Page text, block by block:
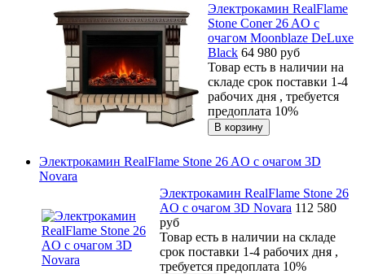
Электрокамин RealFlame
Stone Coner 26 AO с
очагом Moonblaze DeLuxe
Black 64 980 руб
Товар есть в наличии на
складе срок поставки 1-4
рабочих дня , требуется
предоплата 10%
Электрокамин RealFlame Stone 26 AO с очагом 3D
Novara
Электрокамин RealFlame Stone 26
AO с очагом 3D Novara 112 580
руб
Товар есть в наличии на складе
срок поставки 1-4 рабочих дня ,
требуется предоплата 10%